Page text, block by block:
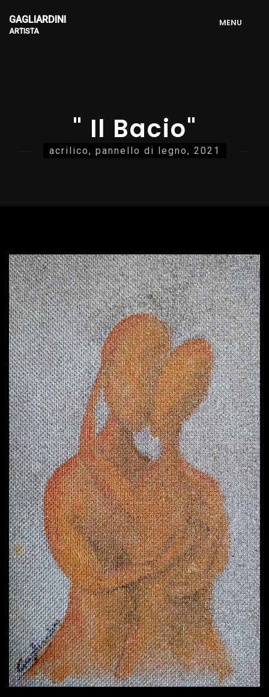
GAGLIARDINI
ARTISTA
MENU
" Il Bacio"
acrilico, pannello di legno, 2021